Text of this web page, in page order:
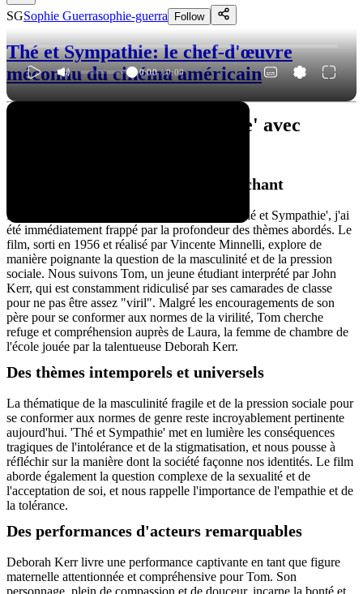
SGSophie Guerrasophie-guerra Follow
Thé et Sympathie: le chef-d'œuvre
méconnu du cinéma américain
0:00 / 0:00
Retour sur 'Thé et Sympathie' avec
Un film à la fois dérangeant et touchant
La première fois que je me suis plongé dans 'Thé et Sympathie', j'ai
été immédiatement frappé par la profondeur des thèmes abordés. Le
film, sorti en 1956 et réalisé par Vincente Minnelli, explore de
manière poignante la question de la masculinité et de la pression
sociale. Nous suivons Tom, un jeune étudiant interprété par John
Kerr, qui est constamment ridiculisé par ses camarades de classe
pour ne pas être assez "viril". Malgré les encouragements de son
père pour se conformer aux normes de la virilité, Tom cherche
refuge et compréhension auprès de Laura, la femme de chambre de
l'école jouée par la talentueuse Deborah Kerr.
Des thèmes intemporels et universels
La thématique de la masculinité fragile et de la pression sociale pour
se conformer aux normes de genre reste incroyablement pertinente
aujourd'hui. 'Thé et Sympathie' met en lumière les conséquences
tragiques de l'intolérance et de la stigmatisation, et nous pousse à
réfléchir sur la manière dont la société façonne nos identités. Le film
aborde également la question complexe de la sexualité et de
l'acceptation de soi, et nous rappelle l'importance de l'empathie et de
la tolérance.
Des performances d'acteurs remarquables
Deborah Kerr livre une performance captivante en tant que figure
maternelle attentionnée et compréhensive pour Tom. Son